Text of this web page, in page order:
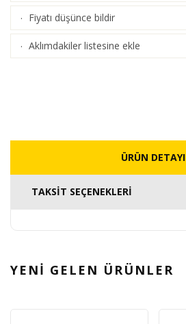
· Fiyatı düşünce bildir
· Aklımdakiler listesine ekle
ÜRÜN DETAYI
TAKSİT SEÇENEKLERİ
YENİ GELEN ÜRÜNLER